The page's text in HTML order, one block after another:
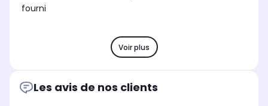
fourni
Voir plus
Les avis de nos clients